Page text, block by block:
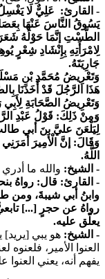
- القارئ: عَلِيٌّ لَا يَغْسِلُ
يَسُوقُ النَّاسَ عَنْهَا
الطَّسْتِ إنَّمَا حَوْلَهُ
لِامْرَأَتِهِ بِإِنْشَادِ شِعْرٍ
جَارِيَتَهُ.
وَتَعْرِيضُ مُحَمَّدِ بْنِ
هَذَا الرَّجُلَ قَدْ أَخَذَنَا
وَتَعْرِيضُ الصَّحَابَةِ لِأَبِي
وَمِنْ ذَلِكَ: قَوْلُ عَبْدِ
لِيَلْعَنَ عليَّ بنَ أبي
وَقَالَ: إنَّ الْأَمِيرَ
اللَّهُ.
- الشيخ: والله ما
- القارئ: قال: رواهُ
وابنُ أبي شيبةَ، ومن
رواهُ عن حجرٍ [...]
يعلّق عليه.
- الشيخ: هو يبي [يريد]
العنوا الأمير، فلعنوه
يفهم أنه، يعني العنوا